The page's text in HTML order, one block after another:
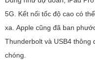
5G. Kết nối tốc độ cao có
xa. Apple cũng đã ban
Thunderbolt và USB4 thông
chóng.